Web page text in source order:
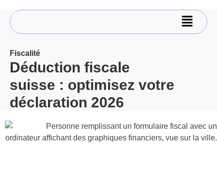
Fiscalité
Déduction fiscale
suisse : optimisez votre
déclaration 2026